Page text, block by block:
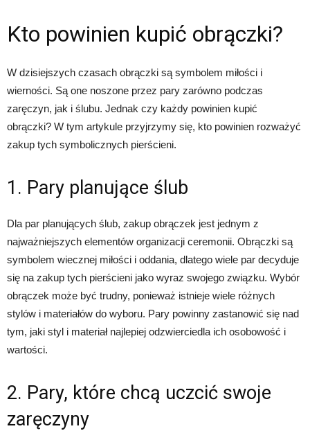
Kto powinien kupić obrączki?
W dzisiejszych czasach obrączki są symbolem miłości i
wierności. Są one noszone przez pary zarówno podczas
zaręczyn, jak i ślubu. Jednak czy każdy powinien kupić
obrączki? W tym artykule przyjrzymy się, kto powinien rozważyć
zakup tych symbolicznych pierścieni.
1. Pary planujące ślub
Dla par planujących ślub, zakup obrączek jest jednym z
najważniejszych elementów organizacji ceremonii. Obrączki są
symbolem wiecznej miłości i oddania, dlatego wiele par decyduje
się na zakup tych pierścieni jako wyraz swojego związku. Wybór
obrączek może być trudny, ponieważ istnieje wiele różnych
stylów i materiałów do wyboru. Pary powinny zastanowić się nad
tym, jaki styl i materiał najlepiej odzwierciedla ich osobowość i
wartości.
2. Pary, które chcą uczcić swoje
zaręczyny